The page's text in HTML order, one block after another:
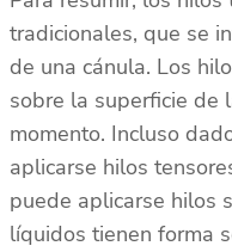
tradicionales, que se
de una cánula. Los
sobre la superficie de
momento. Incluso
aplicarse hilos
puede aplicarse hilos
líquidos tienen forma